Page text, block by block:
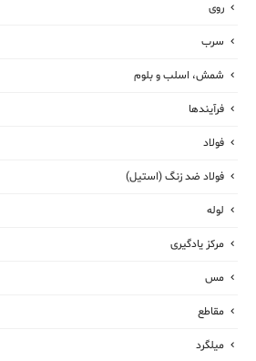
روی
سرب
شمش، اسلب و بلوم
فرآیندها
فولاد
فولاد ضد زنگ (استیل)
لوله
مرکز یادگیری
مس
مقاطع
میلگرد